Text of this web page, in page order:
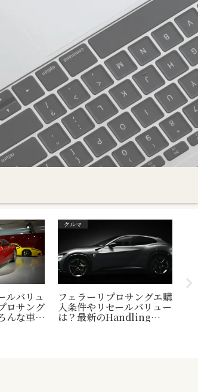
ルバリュ
ロサング
んな車の
クルマ
フェラーリプロサングエ購
入条件やリセールバリュー
は？最新のHandling